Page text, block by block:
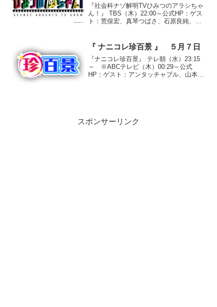
『社会科ナゾ解明TVひみつのアラシちゃ
ん！』 TBS（木）22:00～公式HP：ゲス
ト：荒俣宏、真琴つばさ、石原良純、大
告』●「自衛隊のライフルには”アタレ”と
書いて...
『 ナニコレ珍百景 』 ５月７日
『ナニコレ珍百景』 テレ朝（水）23:15
～ ※ABCテレビ（木）00:29～公式
HP：ゲスト：アンタッチャブル、山本モ
スポンサーリンク